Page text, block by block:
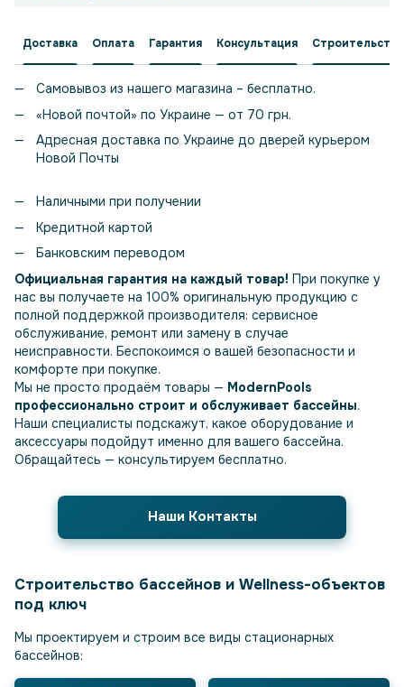
Доставка Оплата Гарантия Консультация Строительство
Самовывоз из нашего магазина – бесплатно.
«Новой почтой» по Украине — от 70 грн.
Адресная доставка по Украине до дверей курьером
Новой Почты
Наличными при получении
Кредитной картой
Банковским переводом
Официальная гарантия на каждый товар! При покупке у
нас вы получаете на 100% оригинальную продукцию с
полной поддержкой производителя: сервисное
обслуживание, ремонт или замену в случае
неисправности. Беспокоимся о вашей безопасности и
комфорте при покупке.
Мы не просто продаём товары — ModernPools
профессионально строит и обслуживает бассейны.
Наши специалисты подскажут, какое оборудование и
аксессуары подойдут именно для вашего бассейна.
Обращайтесь — консультируем бесплатно.
Наши Контакты
Строительство бассейнов и Wellness-объектов
под ключ
Мы проектируем и строим все виды стационарных
бассейнов: